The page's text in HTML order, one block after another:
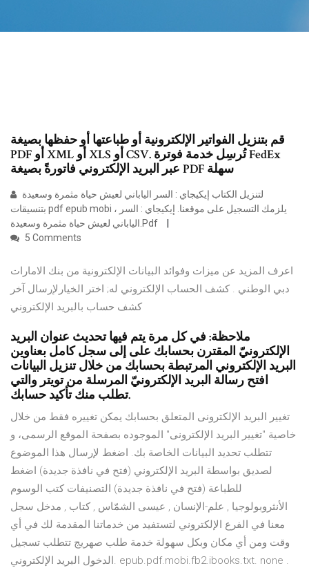
قم بتنزيل الفواتير الإلكترونية أو طباعتها أو حفظها بصيغة
PDF أو XML أو XLS أو CSV. تُرسِل خدمة فوترة FedEx
بتنسيقات pdf epub mobi ، يلزمك التسجيل على موقعنا. إيكيجاي : السر
الياباني لعيش حياة مثمرة وسعيدة‎.Pdf
5 Comments
اعرف المزيد عن ميزات وفوائد البيانات الإلكترونية من بنك الامارات
دبي الوطني . كشف الحساب الإلكتروني له; اختر الخيارلإرسال آخر
ملاحظة: في كل مرة يتم فيها تحديث عنوان البريد
الإلكترونيّ المقترن بحسابك على إلى سجل كامل بعناوين
البريد الإلكتروني المرتبطة بحسابك من خلال تنزيل البيانات
افتح رسالة البريد الإلكترونيّ المرسلة من تويتر والتي
تطلب منك تأكيد حسابك.
تغيير البريد الإلكترونى المتعلق بحسابك يمكن تغييره فقط من خلال
خاصية "تغيير البريد الإلكترونى" الموجوده بصفحة الموقع الرسمى، و
تتطلب تحديد البيانات الخاصة بك. اضغط لإرسال هذا الموضوع
لصديق بواسطة البريد الإلكتروني (فتح في نافذة جديدة) اضغط
للطباعة (فتح في نافذة جديدة) التصنيفات كتب الوسوم
الأنثروبولوجيا , علم-الإنسان , عيسى الشمّاس , كتاب , مدخل سجل
معنا في الفرع الإلكتروني لتستفيد من خدماتنا المقدمة لك في أي
وقت ومن أي مكان وبكل سهولة خدمة طلب صهريج تتطلب تسجيل
الدخول البريد الإلكتروني. epub.pdf.mobi.fb2.ibooks.txt. none .